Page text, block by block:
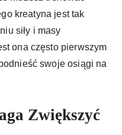
kreatyna jest tak
siły i masy
ona często pierwszym
swoje osiągi na
Zwiększyć